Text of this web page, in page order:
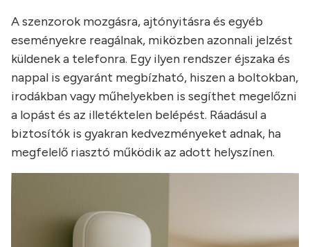
A szenzorok mozgásra, ajtónyitásra és egyéb
eseményekre reagálnak, miközben azonnali jelzést
küldenek a telefonra. Egy ilyen rendszer éjszaka és
nappal is egyaránt megbízható, hiszen a boltokban,
irodákban vagy műhelyekben is segíthet megelőzni
a lopást és az illetéktelen belépést. Ráadásul a
biztosítók is gyakran kedvezményeket adnak, ha
megfelelő riasztó működik az adott helyszínen.